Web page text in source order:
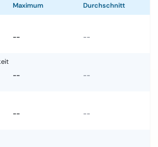
Maximum Durchschnitt
-- --
-- --
-- --